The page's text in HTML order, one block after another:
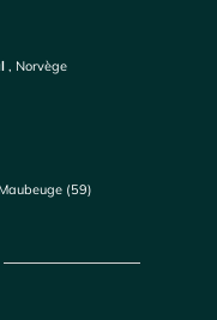
, Norvège
Maubeuge (59)